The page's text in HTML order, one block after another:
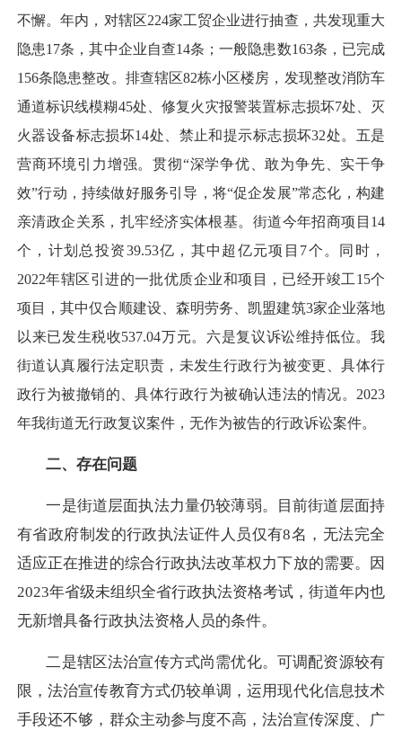
不懈。年内，对辖区224家工贸企业进行抽查，共发现重大
隐患17条，其中企业自查14条；一般隐患数163条，已完成
156条隐患整改。排查辖区82栋小区楼房，发现整改消防车
通道标识线模糊45处、修复火灾报警装置标志损坏7处、灭
火器设备标志损坏14处、禁止和提示标志损坏32处。五是
营商环境引力增强。贯彻“深学争优、敢为争先、实干争
效”行动，持续做好服务引导，将“促企发展”常态化，构建
亲清政企关系，扎牢经济实体根基。街道今年招商项目14
个，计划总投资39.53亿，其中超亿元项目7个。同时，
2022年辖区引进的一批优质企业和项目，已经开竣工15个
项目，其中仅合顺建设、森明劳务、凯盟建筑3家企业落地
以来已发生税收537.04万元。六是复议诉讼维持低位。我
街道认真履行法定职责，未发生行政行为被变更、具体行
政行为被撤销的、具体行政行为被确认违法的情况。2023
年我街道无行政复议案件，无作为被告的行政诉讼案件。
二、存在问题
一是街道层面执法力量仍较薄弱。
目前街道层面持
有省政府制发的行政执法证件人员仅有8名，无法完全
适应正在推进的综合行政执法改革权力下放的需要。因
2023年省级未组织全省行政执法资格考试，街道年内也
无新增具备行政执法资格人员的条件。
二是辖区法治宣传方式尚需优化。 可调配资源较有
限，法治宣传教育方式仍较单调，运用现代化信息技术
手段还不够，群众主动参与度不高，法治宣传深度、广